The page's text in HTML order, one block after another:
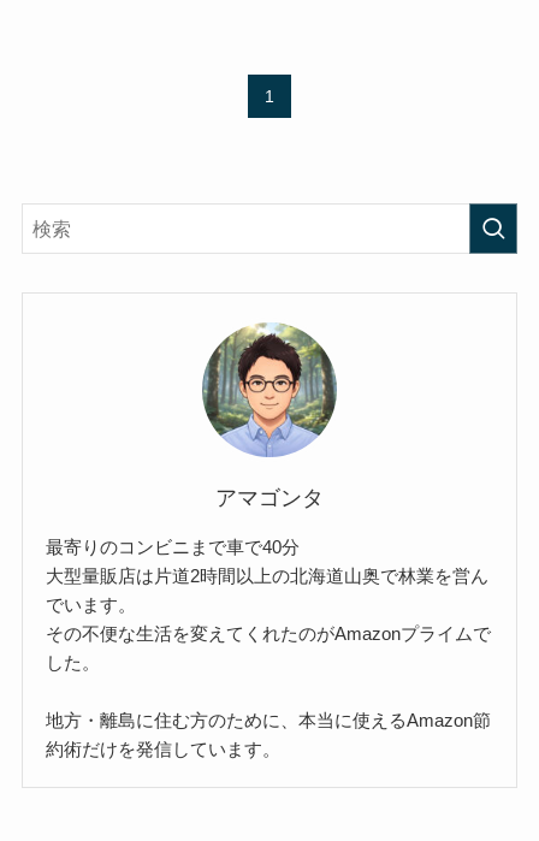
1
アマゴンタ
最寄りのコンビニまで車で40分
大型量販店は片道2時間以上の北海道山奥で林業を営ん
でいます。
その不便な生活を変えてくれたのがAmazonプライムで
した。
地方・離島に住む方のために、本当に使えるAmazon節
約術だけを発信しています。